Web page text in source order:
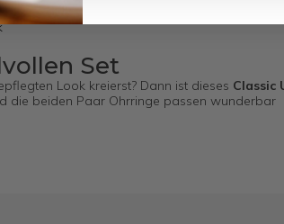
Set
Look kreierst? Dann ist dieses Classic
die beiden Paar Ohrringe passen wunderbar